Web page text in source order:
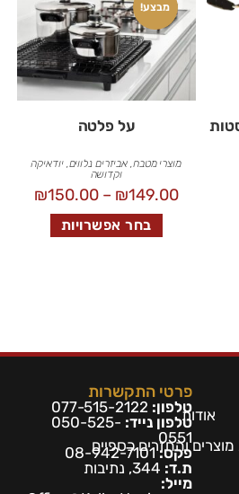
מבצע!
על פלטה
מוצרי מטבח, אביזרים נלווים,יודאיקה
וקדושה
₪149.00
–
₪150.00
בחר אפשרויות
אודות
והחזרים כספיים
פרטי התקשרות
טלפון: 077-515-2122
טלפון נייד: 050-525-
0551
פקס:08-942-7101
ת.ד:
מייל: